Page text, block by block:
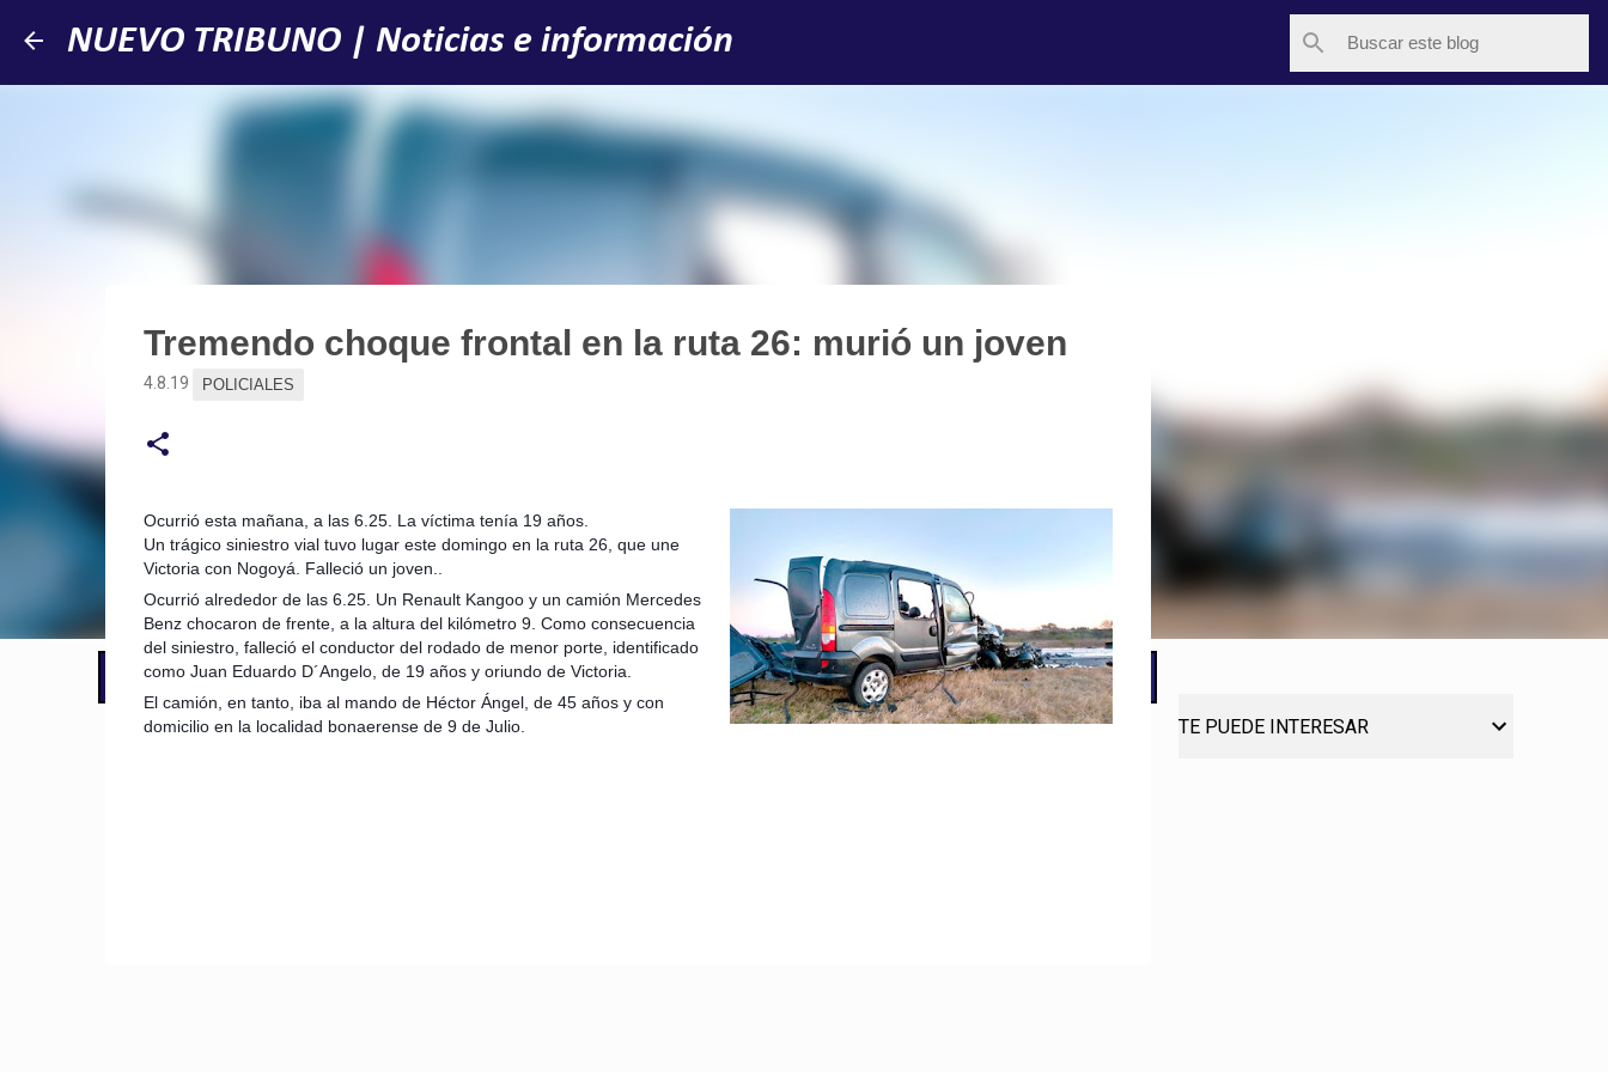
Ir al contenido principal
NUEVO TRIBUNO | Noticias e información
📢 LO ÚLTIMO El Gobierno postergó la reunión paritaria con estatales
Tremendo choque frontal en la ruta 26: murió un joven
4.8.19 POLICIALES
Ocurrió esta mañana, a las 6.25. La víctima tenía 19 años.
Un trágico siniestro vial tuvo lugar este domingo en la ruta 26, que une
Victoria con Nogoyá. Falleció un joven..
Ocurrió alrededor de las 6.25. Un Renault Kangoo y un camión Mercedes
Benz chocaron de frente, a la altura del kilómetro 9. Como consecuencia
del siniestro, falleció el conductor del rodado de menor porte, identificado
como Juan Eduardo D´Angelo, de 19 años y oriundo de Victoria.
El camión, en tanto, iba al mando de Héctor Ángel, de 45 años y con
domicilio en la localidad bonaerense de 9 de Julio.
TE PUEDE INTERESAR